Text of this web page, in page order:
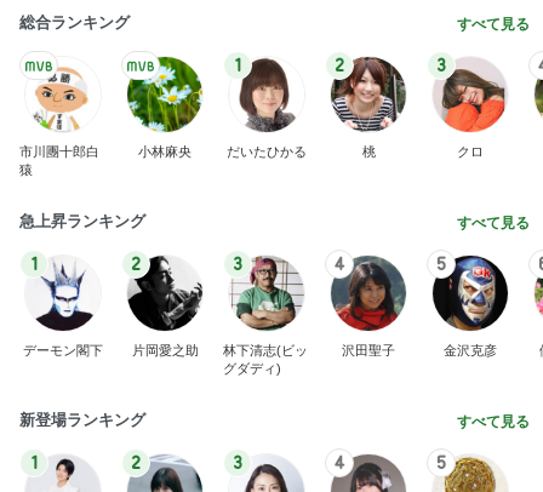
総合ランキング すべて見る
市川團十郎白
猿
小林麻央
1
だいたひかる
2
桃
3
クロ
急上昇ランキング すべて見る
1
デーモン閣下
2
片岡愛之助
3
林下清志(ビッ
グダディ)
4
沢田聖子
5
金沢克彦
新登場ランキング すべて見る
1 2 3 4 5